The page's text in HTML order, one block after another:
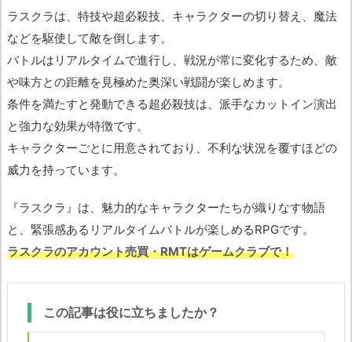
ラスクラは、特技や超必殺技、キャラクターの切り替え、魔法
などを駆使して敵を倒します。
バトルはリアルタイムで進行し、戦況が常に変化するため、敵
や味方との距離を見極めた奥深い戦闘が楽しめます。
条件を満たすと発動できる超必殺技は、派手なカットイン演出
と強力な効果が特徴です。
キャラクターごとに用意されており、不利な状況を覆すほどの
威力を持っています。
『ラスクラ』は、魅力的なキャラクターたちが織りなす物語
と、緊張感あるリアルタイムバトルが楽しめるRPGです。
ラスクラのアカウント売買・RMTはゲームクラブで！
この記事は役に立ちましたか？